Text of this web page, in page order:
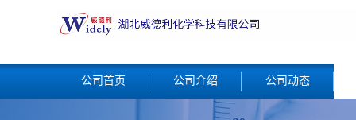
公司首页 公司介绍 公司动态